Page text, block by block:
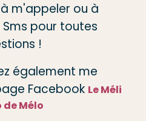
m'appeler ou à
pour toutes
!
également me
Facebook Le Méli
de Mélo